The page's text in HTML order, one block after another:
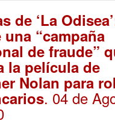
de ‘La
“campaña
de fraude”
la película de
Nolan para
. 04 de